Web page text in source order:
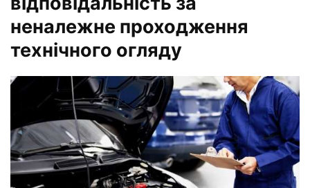
неналежне проходження
технічного огляду